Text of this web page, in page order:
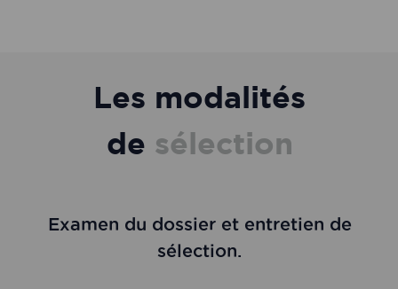
Les modalités
de sélection
Examen du dossier et entretien de
sélection.